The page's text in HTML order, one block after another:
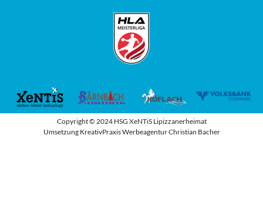
Copyright © 2024 HSG XeNTiS Lipizzanerheimat
Umsetzung KreativPraxis Werbeagentur Christian Bacher